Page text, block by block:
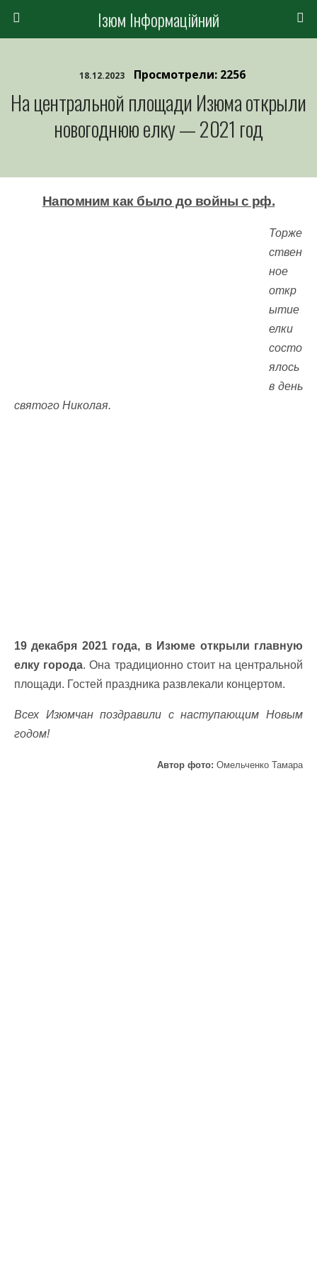
Ізюм Інформаційний
18.12.2023 Просмотрели: 2256
На центральной площади Изюма открыли
новогоднюю елку — 2021 год
Напомним как было до войны с рф.
Торже
ствен
ное
откр
ытие
елки
состо
ялось
в день
святого Николая.
19 декабря 2021 года, в Изюме открыли главную
елку города. Она традиционно стоит на центральной
площади. Гостей праздника развлекали концертом.
Всех Изюмчан поздравили с наступающим Новым
годом!
Автор фото: Омельченко Тамара